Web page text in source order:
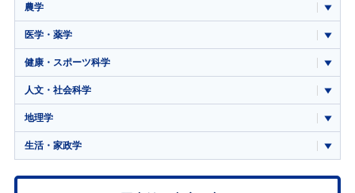
農学
医学・薬学
健康・スポーツ科学
人文・社会科学
地理学
生活・家政学